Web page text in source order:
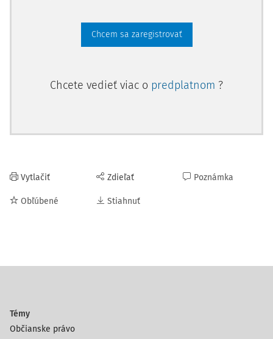
Chcem sa zaregistrovať
Chcete vedieť viac o predplatnom ?
Vytlačiť
Obľúbené
Zdieľať
Stiahnuť
Poznámka
Témy
Občianske právo